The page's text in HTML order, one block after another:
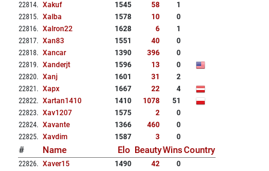
22814. Xakuf 1545 58
1
22815. Xalba 1578 10
0
22816. Xalron22 1628 6
1
22817. Xan83 1551 40
0
22818. Xancar 1390 396
0
22819. Xanderjt 1596 13
0
22820. Xanj 1601 31
2
22821 . Xapx 1667 22
4
22822. Xartan1410 1410 1078
51
22823. Xav1207 1575 2
0
22824. Xavante 1366 460
0
22825. Xavdim 1587 3 0
# Name Elo BeautyWinsCountry
22826. Xaver15 1490 42
0